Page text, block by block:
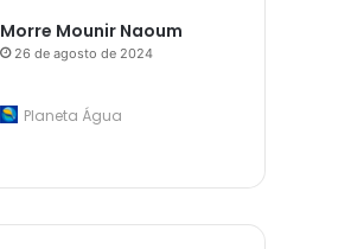
Morre Mounir Naoum
26 de agosto de 2024
Planeta Água